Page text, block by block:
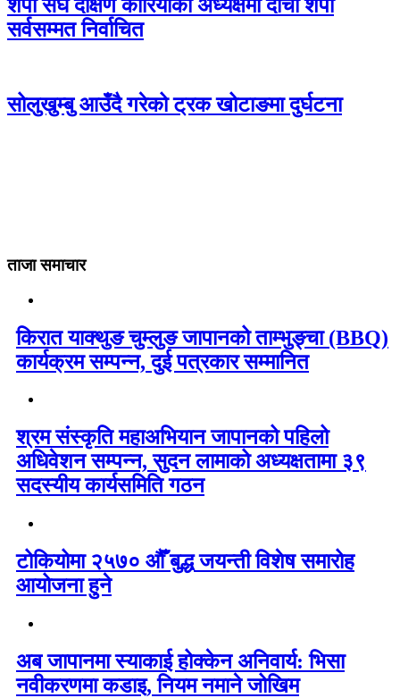
शेर्पा संघ दक्षिण कोरियाको अध्यक्षमा दोर्ची शेर्पा
सर्वसम्मत निर्वाचित
सोलुखुम्बु आउँदै गरेको ट्रक खोटाङमा दुर्घटना
ताजा समाचार
किरात याक्थुङ चुम्लुङ जापानको ताम्भुङ्चा (BBQ)
कार्यक्रम सम्पन्न, दुई पत्रकार सम्मानित
श्रम संस्कृति महाअभियान जापानको पहिलो
अधिवेशन सम्पन्न, सुदन लामाको अध्यक्षतामा ३९
सदस्यीय कार्यसमिति गठन
टोकियोमा २५७० औँ बुद्ध जयन्ती विशेष समारोह
आयोजना हुने
अब जापानमा स्याकाई होक्केन अनिवार्य: भिसा
नवीकरणमा कडाइ, नियम नमाने जोखिम